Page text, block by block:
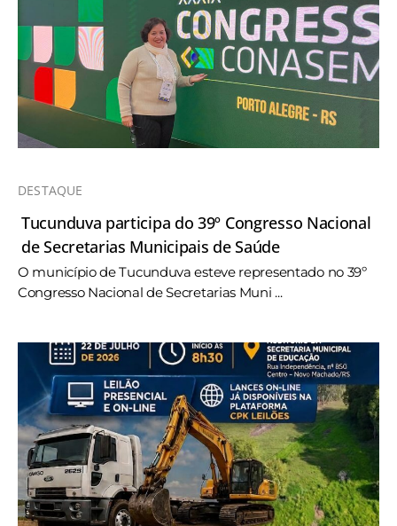
DESTAQUE
Tucunduva participa do 39º Congresso Nacional
de Secretarias Municipais de Saúde
O município de Tucunduva esteve representado no 39º
Congresso Nacional de Secretarias Muni ...